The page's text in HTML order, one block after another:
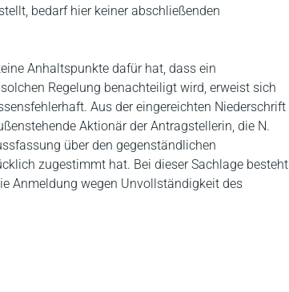
bedarf hier keiner abschließenden
Anhaltspunkte dafür hat, dass ein
Regelung benachteiligt wird, erweist sich
Aus der eingereichten Niederschrift
Aktionär der Antragstellerin, die N.
über den gegenständlichen
zugestimmt hat. Bei dieser Sachlage besteht
Anmeldung wegen Unvollständigkeit des